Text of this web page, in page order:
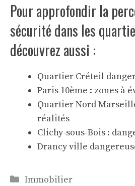
Pour approfondir la
sécurité dans les
découvrez aussi :
Quartier Créteil
Paris 10ème : zones à
Quartier Nord
réalités
Clichy-sous-Bois :
Drancy ville
Catégories
Immobilier